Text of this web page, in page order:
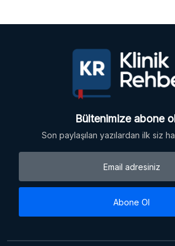
Bültenimize abone
Son paylaşılan yazılardan ilk siz
Abone Ol